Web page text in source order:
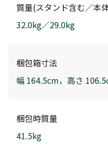
質量(スタンド含む／本
32.0kg／29.0kg
梱包箱寸法
幅 164.5cm，高さ
梱包時質量
41.5kg